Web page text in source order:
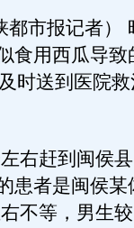
市报记者）
食用西瓜导致
时送到医院
赶到闽侯县
患者是闽侯某
不等，男生